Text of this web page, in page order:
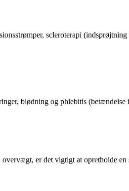
scleroterapi
blødning og phlebitis (betændelse
er det vigtigt at opretholde